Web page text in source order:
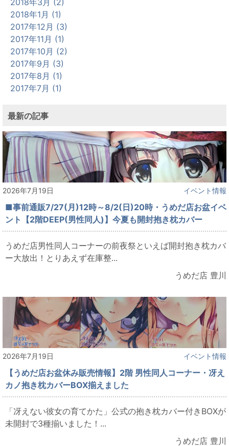
2018年1月 (1)
2017年12月 (3)
2017年11月 (1)
2017年10月 (2)
2017年9月 (3)
2017年8月 (1)
2017年7月 (1)
最新の記事
2026年7月19日 イベント情報
■事前通販7/27(月)12時～8/2(日)20時・うめだ店お盆イベ
ント【2階DEEP(男性同人)】今夏も開封抱き枕カバー
うめだ店男性同人コーナーの前夜祭といえば開封抱き枕カバ
ー大放出！とりあえず在庫整...
うめだ店 豊川
2026年7月19日 イベント情報
【うめだ店お盆休み販売情報】2階 男性同人コーナー・冴え
カノ抱き枕カバーBOX揃えました
「冴えない彼女の育てかた」公式の抱き枕カバー付きBOXが
未開封で3種揃いました！...
うめだ店 豊川